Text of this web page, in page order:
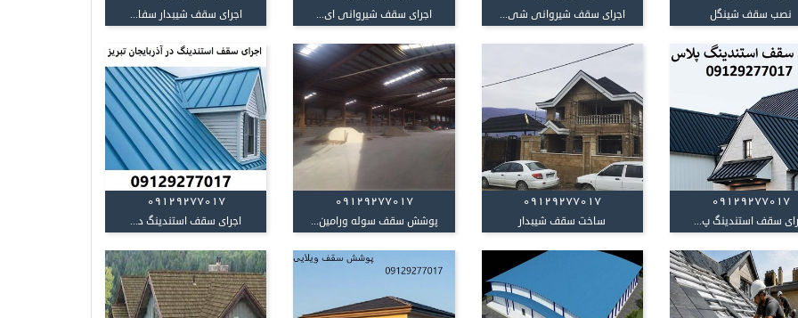
نصب سقف شینگل اجرای سقف شیروانی شی... اجرای سقف شیروانی ای... اجرای سقف شیبدار سفا...
09129277017
سقف استندینگ پ...
09129277017
ساخت سقف شیبدار
09129277017
پوشش سقف سوله ورامین...
09129277017
اجرای سقف استندینگ د...